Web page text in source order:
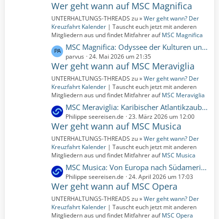
i
t
r
ä
e
t
z
t
e
B
e
i
t
r
ä
g
e
Wer geht wann auf MSC Magnifica
UNTERHALTUNGS-THREADS zu »Wer geht wann? Der
Kreuzfahrt Kalender | Tauscht euch jetzt mit anderen
Mitgliedern aus und findet Mitfahrer aufMSC Magnifica
L
e
t
z
t
e
B
e
i
t
r
ä
g
e
MSC Magnifica: Odyssee der Kulturen und Küsten | 131 Nächte | 05.01.2026 bis 16.05.2026 (Montag, 5. Januar 2026, 00:00 – Samstag, 16. Mai 2026, 00:00)
parvus 24. Mai 2026 um 21:35
Wer geht wann auf MSC Meraviglia
UNTERHALTUNGS-THREADS zu »Wer geht wann? Der
Kreuzfahrt Kalender | Tauscht euch jetzt mit anderen
Mitgliedern aus und findet Mitfahrer aufMSC Meraviglia
L
e
t
z
t
e
B
e
i
t
r
ä
MSC Meraviglia: Karibischer Atlantikzauber nach Europa | 16 Nächte | 22.04.2028 bis 08.05.2028 (Samstag, 22. April 2028, 00:00 – Montag, 8. Mai 2028, 00:00)
Philippe seereisen.de 23. März 2026 um 12:00
Wer geht wann auf MSC Musica
UNTERHALTUNGS-THREADS zu »Wer geht wann? Der
Kreuzfahrt Kalender | Tauscht euch jetzt mit anderen
Mitgliedern aus und findet Mitfahrer aufMSC Musica
L
e
t
z
t
e
MSC Musica: Von Europa nach Südamerika: Kultur und Küstenzauber | 12 Nächte | 10.11.2027 bis 22.11.2027 (Mittwoch, 10. November 2027, 00:00 – Montag, 22. November 2027, 00:00)
Philippe seereisen.de 24. April 2026 um 17:03
Wer geht wann auf MSC Opera
UNTERHALTUNGS-THREADS zu »Wer geht wann? Der
Kreuzfahrt Kalender | Tauscht euch jetzt mit anderen
Mitgliedern aus und findet Mitfahrer aufMSC Opera